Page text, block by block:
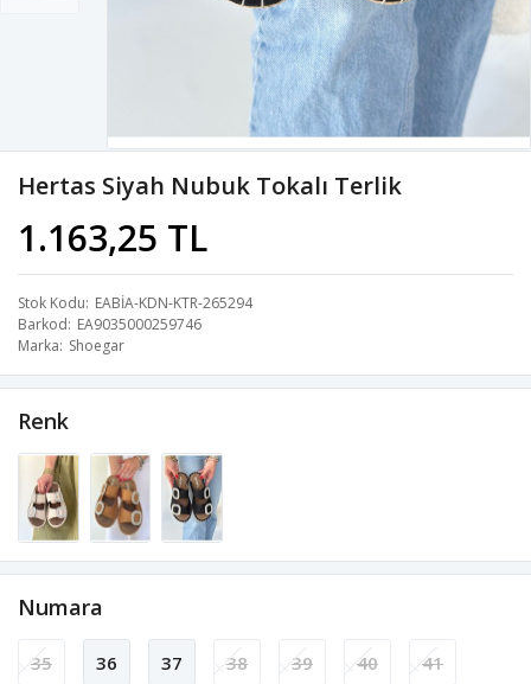
Hertas Siyah Nubuk Tokalı Terlik
1.163,25 TL
Stok Kodu EABİA-KDN-KTR-265294
Barkod EA9035000259746
Marka Shoegar
Renk
Numara
35 36 37 38 39 40 41